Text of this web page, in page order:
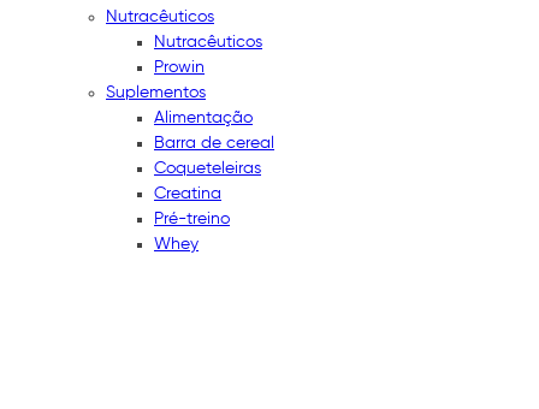
Nutracêuticos
Nutracêuticos
Prowin
Suplementos
Alimentação
Barra de cereal
Coqueteleiras
Creatina
Pré-treino
Whey